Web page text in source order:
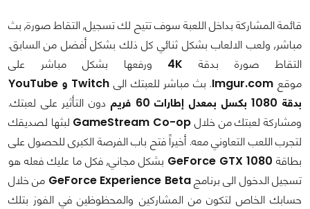
قائمة المشاركة بداخل اللعبة سوف تتيح لك تسجيل, التقاط صورة, بث
مباشر, ولعب الالعاب بشكل ثنائي كل ذلك بشكل أفضل من السابق.
التقاط صورة بدقة 4K ورفعها بشكل مباشر على
موقع Imgur.com. بث مباشر للعبتك الى
Twitch و YouTube
بدقة 1080 بكسل بمعدل إطارات 60 فريم
دون التأثير على لعبتك.
ومشاركة لعبتك من خلال
لبثها لصديقك
لتجرب اللعب التعاوني معه. أخيراً فتح باب الفرصة الكبرى للحصول على
بطاقة GeForce GTX 1080 بشكل مجاني, فكل ما عليك فعله هو
تسجيل الدخول الى برنامجGeForce Experience Beta من خلال
حسابك الخاص لتكون من المشاركين والمحظوظين في الفوز بتلك